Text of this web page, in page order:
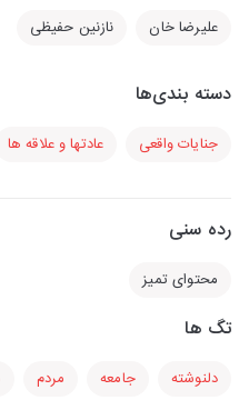
علیرضا خان نازنین حفیظی
دسته بندی‌ها
جنایات واقعی عادتها و علاقه ها
رده سنی
محتوای تمیز
تگ ها
دلنوشته جامعه مردم